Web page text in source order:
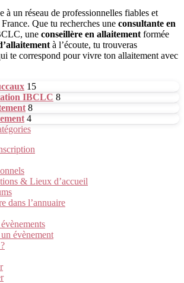
à un réseau de professionnelles fiables et
Que tu recherches une consultante en
une conseillère en allaitement formée
à l’écoute, tu trouveras
te correspond pour vivre ton allaitement avec
15
IBCLC 8
8
4
& Lieux d’accueil
dans l’annuaire
évènement